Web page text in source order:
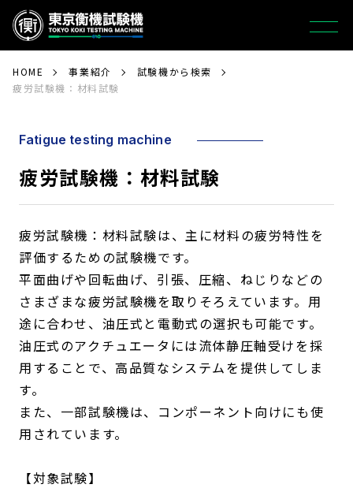
HOME 事業紹介
試験機から検索
疲労試験機：材料試験
Fatigue testing machine
疲労試験機：材料試験
疲労試験機：材料試験は、主に材料の疲労特性を
評価するための試験機です。
平面曲げや回転曲げ、引張、圧縮、ねじりなどの
さまざまな疲労試験機を取りそろえています。用
途に合わせ、油圧式と電動式の選択も可能です。
油圧式のアクチュエータには流体静圧軸受けを採
用することで、高品質なシステムを提供してしま
す。
また、一部試験機は、コンポーネント向けにも使
用されています。
【対象試験】